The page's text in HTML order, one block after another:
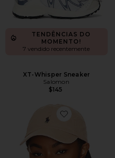
TENDÊNCIAS DO
MOMENTO!
7 vendido recentemente
XT-Whisper Sneaker
Salomon
$145
Favorite Chino Cap